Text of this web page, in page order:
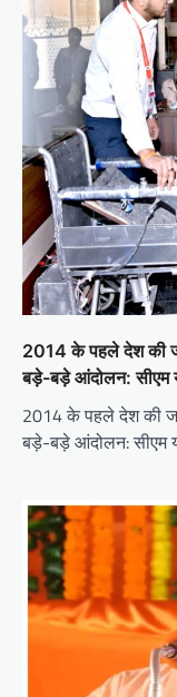
2014 के पहले देश की
बड़े-बड़े आंदोलन: सीएम
2014 के पहले देश की
बड़े-बड़े आंदोलन: सीएम